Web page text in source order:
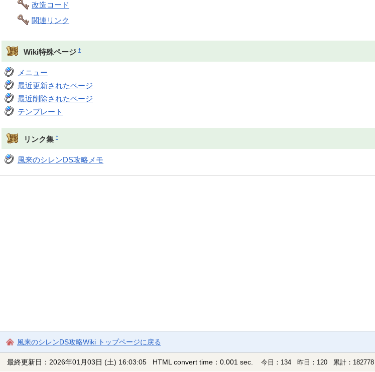
改造コード
関連リンク
Wiki特殊ページ †
メニュー
最近更新されたページ
最近削除されたページ
テンプレート
リンク集 †
風来のシレンDS攻略メモ
風来のシレンDS攻略Wiki トップページに戻る
最終更新日：2026年01月03日 (土) 16:03:05 HTML convert time：0.001 sec. 今日：134 昨日：120 累計：182778